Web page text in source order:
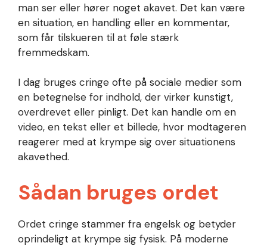
man ser eller hører noget akavet. Det kan være
en situation, en handling eller en kommentar,
som får tilskueren til at føle stærk
fremmedskam.
I dag bruges cringe ofte på sociale medier som
en betegnelse for indhold, der virker kunstigt,
overdrevet eller pinligt. Det kan handle om en
video, en tekst eller et billede, hvor modtageren
reagerer med at krympe sig over situationens
akavethed.
Sådan bruges ordet
Ordet cringe stammer fra engelsk og betyder
oprindeligt at krympe sig fysisk. På moderne